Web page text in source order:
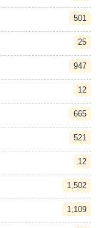
501
25
947
12
665
521
12
1,502
1,109